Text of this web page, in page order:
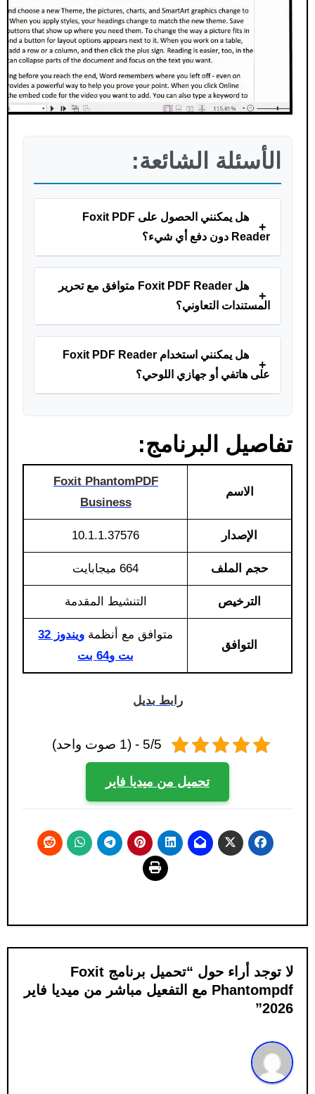
الأسئلة الشائعة:
هل يمكنني الحصول على Foxit PDF
Reader دون دفع أي شيء؟
+
هل Foxit PDF Reader متوافق مع تحرير
المستندات التعاوني؟
+
هل يمكنني استخدام Foxit PDF Reader
على هاتفي أو جهازي اللوحي؟
+
تفاصيل البرنامج:
الاسم
Foxit PhantomPDF
Business
الإصدار 10.1.1.37576
حجم الملف 664 ميجابايت
الترخيص التنشيط المقدمة
التوافق
متوافق مع أنظمة
ويندوز 32
بت و64 بت
رابط بديل
5/5 - (1 صوت واحد)
تحميل من ميديا فاير
لا توجد أراء حول “تحميل برنامج Foxit
Phantompdf مع التفعيل مباشر من ميديا ​​فاير
2026”